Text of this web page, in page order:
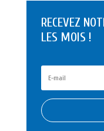
RECEVEZ
LES MOIS !